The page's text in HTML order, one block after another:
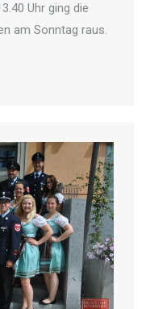
Uhr ging die
am Sonntag raus.